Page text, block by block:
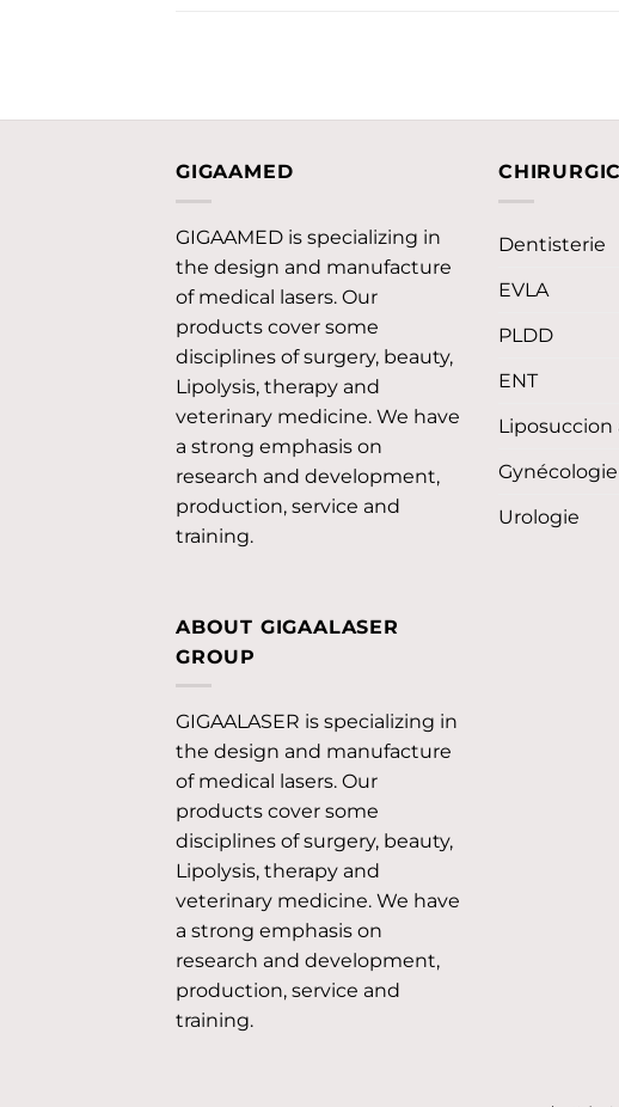
GIGAAMED
GIGAAMED is specializing in
the design and manufacture
of medical lasers. Our
products cover some
disciplines of surgery, beauty,
Lipolysis, therapy and
veterinary medicine. We have
a strong emphasis on
research and development,
production, service and
training.
Dentisterie
EVLA
PLDD
ENT
Liposuccion
Gynécologie
Urologie
ABOUT GIGAALASER
GROUP
GIGAALASER is specializing in
the design and manufacture
of medical lasers. Our
products cover some
disciplines of surgery, beauty,
Lipolysis, therapy and
veterinary medicine. We have
a strong emphasis on
research and development,
production, service and
training.